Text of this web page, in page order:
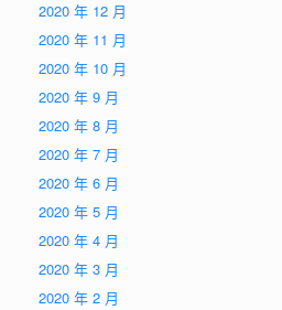
2020 年 12 月
2020 年 11 月
2020 年 10 月
2020 年 9 月
2020 年 8 月
2020 年 7 月
2020 年 6 月
2020 年 5 月
2020 年 4 月
2020 年 3 月
2020 年 2 月